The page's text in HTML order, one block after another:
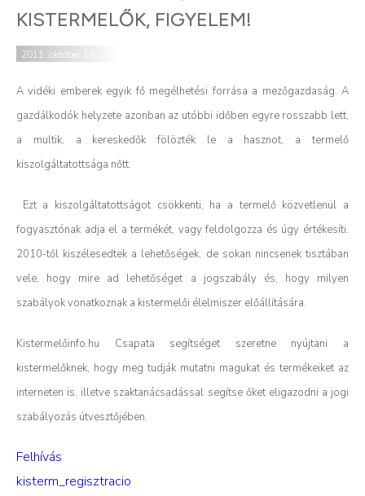
KISTERMELŐK, FIGYELEM!
2011. október 19.
A vidéki emberek egyik fő megélhetési forrása a mezőgazdaság. A
gazdálkodók helyzete azonban az utóbbi időben egyre rosszabb lett,
a multik, a kereskedők fölözték le a hasznot, a termelő
kiszolgáltatottsága nőtt.
Ezt a kiszolgáltatottságot csökkenti, ha a termelő közvetlenül a
fogyasztónak adja el a termékét, vagy feldolgozza és úgy értékesíti.
2010-től kiszélesedtek a lehetőségek, de sokan nincsenek tisztában
vele, hogy mire ad lehetőséget a jogszabály és, hogy milyen
szabályok vonatkoznak a kistermelői élelmiszer előállítására.
Kistermelőinfo.hu Csapata segítséget szeretne nyújtani a
kistermelőknek, hogy meg tudják mutatni magukat és termékeiket az
interneten is, illetve szaktanácsadással segítse őket eligazodni a jogi
szabályozás útvesztőjében.
Felhívás
kisterm_regisztracio